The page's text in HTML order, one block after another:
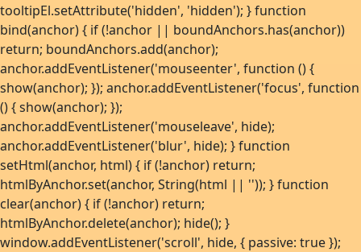
tooltipEl.setAttribute('hidden', 'hidden'); } function
bind(anchor) { if (!anchor || boundAnchors.has(anchor))
return; boundAnchors.add(anchor);
anchor.addEventListener('mouseenter', function () {
show(anchor); }); anchor.addEventListener('focus', function
() { show(anchor); });
anchor.addEventListener('mouseleave', hide);
anchor.addEventListener('blur', hide); } function
setHtml(anchor, html) { if (!anchor) return;
htmlByAnchor.set(anchor, String(html || '')); } function
clear(anchor) { if (!anchor) return;
htmlByAnchor.delete(anchor); hide(); }
window.addEventListener('scroll', hide, { passive: true });